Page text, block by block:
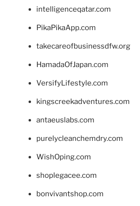
intelligenceqatar.com
PikaPikaApp.com
takecareofbusinessdfw.org
HamadaOfJapan.com
VersifyLifestyle.com
kingscreekadventures.com
antaeuslabs.com
purelycleanchemdry.com
WishOping.com
shoplegacee.com
bonvivantshop.com